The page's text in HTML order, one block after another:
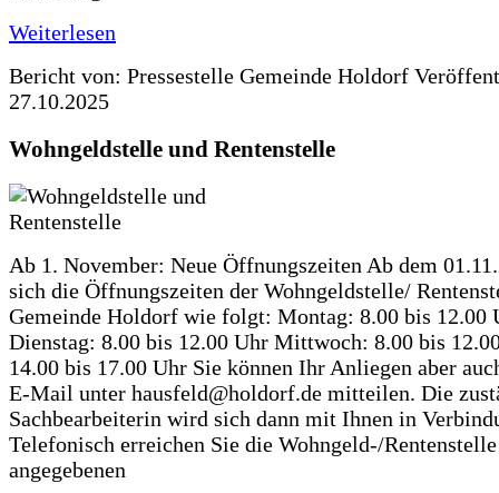
Weiterlesen
Bericht von: Pressestelle Gemeinde Holdorf
27.10.2025
Wohngeldstelle und Rentenstelle
Ab 1. November: Neue Öffnungszeiten Ab dem
sich die Öffnungszeiten der Wohngeldstelle/
Gemeinde Holdorf wie folgt: Montag: 8.00 bis 12.00
Dienstag: 8.00 bis 12.00 Uhr Mittwoch: 8.00 bis
14.00 bis 17.00 Uhr Sie können Ihr Anliegen aber
E-Mail unter hausfeld@holdorf.de mitteilen. Die
Sachbearbeiterin wird sich dann mit Ihnen in
Telefonisch erreichen Sie die Wohngeld-/
angegebenen